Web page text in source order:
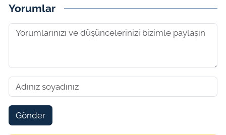
Yorumlar
Gönder